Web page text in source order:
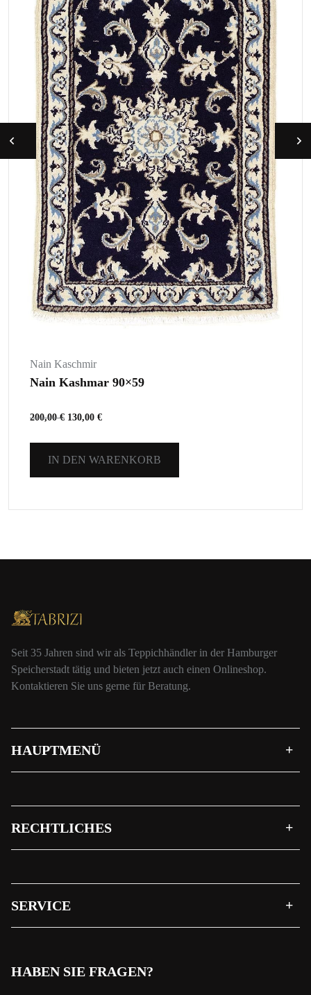
Nain Kaschmir
Nain Kashmar 90×59
200,00€ 130,00 €
IN DEN WARENKORB
Seit 35 Jahren sind wir als Teppichhändler in der Hamburger
Speicherstadt tätig und bieten jetzt auch einen Onlineshop.
Kontaktieren Sie uns gerne für Beratung.
HAUPTMENÜ
RECHTLICHES
SERVICE
HABEN SIE FRAGEN?